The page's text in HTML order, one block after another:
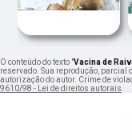
O conteúdo do texto "Vacina de
reservado. Sua reprodução, parcial
autorização do autor. Crime de
9610/98 - Lei de direitos autorais.